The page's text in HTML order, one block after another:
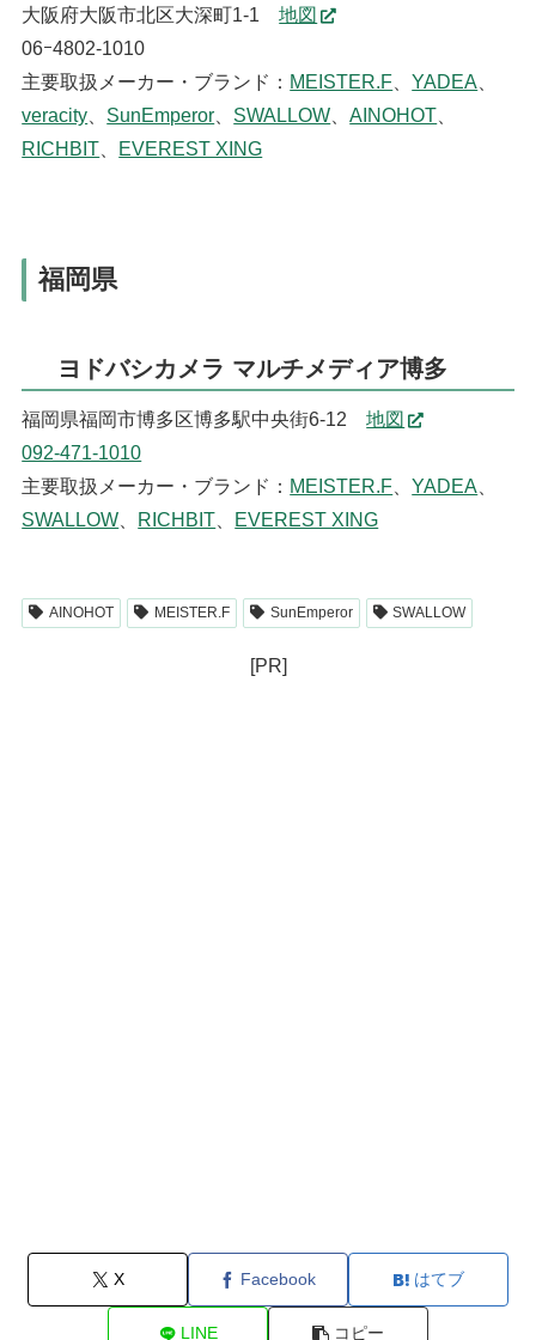
大阪府大阪市北区大深町1-1地図
06ｰ4802-1010
主要取扱メーカー・ブランド： MEISTER.F 、YADEA
veracity
SunEmperor SWALLOW 、AINOHOT
RICHBIT
EVEREST XING
福岡県
ヨドバシカメラ マルチメディア博多
福岡県福岡市博多区博多駅中央街6-12地図
092-471-1010
主要取扱メーカー・ブランド： MEISTER.F 、YADEA
SWALLOW
RICHBIT EVEREST XING
AINOHOT MEISTER.F SunEmperor SWALLOW
[PR]
X Facebook はてブ
LINE コピー